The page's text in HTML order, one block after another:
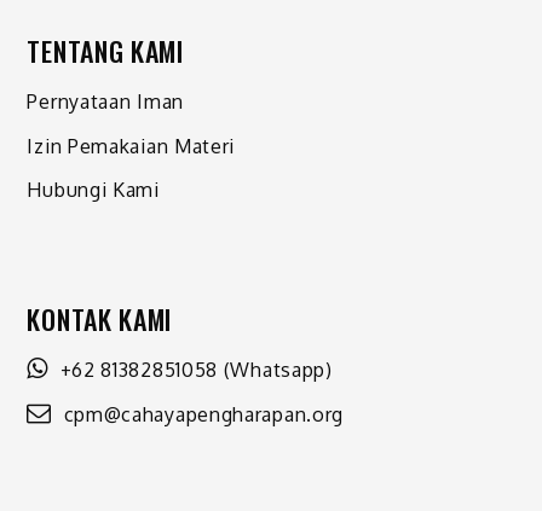
TENTANG KAMI
Pernyataan Iman
Izin Pemakaian Materi
Hubungi Kami
KONTAK KAMI
+62 81382851058 (Whatsapp)
cpm@cahayapengharapan.org